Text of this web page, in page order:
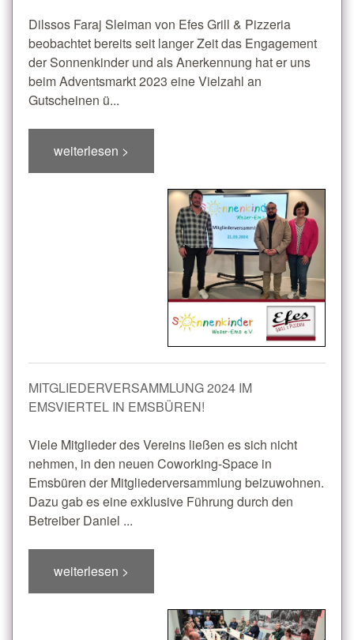
Dilssos Faraj Sleiman von Efes Grill & Pizzeria
beobachtet bereits seit langer Zeit das Engagement
der Sonnenkinder und als Anerkennung hat er uns
beim Adventsmarkt 2023 eine Vielzahl an
Gutscheinen ü...
weiterlesen >
MITGLIEDERVERSAMMLUNG 2024 IM
EMSVIERTEL IN EMSBÜREN!
Viele Mitglieder des Vereins ließen es sich nicht
nehmen, in den neuen Coworking-Space in
Emsbüren der Mitgliederversammlung beizuwohnen.
Dazu gab es eine exklusive Führung durch den
Betreiber Daniel ...
weiterlesen >